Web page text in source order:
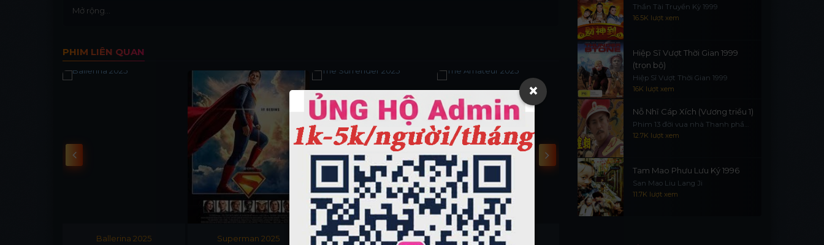
Mở rộng...
PHIM LIÊN QUAN
Ballerina 2025 Superman 2025 The Surrender 2025 The Amateur 2025
Thần Tài Truyền Kỳ 1999
16.5K lượt xem
Hiệp Sĩ Vượt Thời Gian 1999
(trọn bộ)
Hiệp Sĩ Vượt Thời Gian 1999
16K lượt xem
Nỗ Nhĩ Cáp Xích (Vương triều 1)
Phim 13 đời vua nhà Thanh phần
112.7K lượt xem
Tam Mao Phưu Lưu Ký 1996
San Mao Liu Lang Ji
11.7K lượt xem
×